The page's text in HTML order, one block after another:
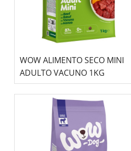
WOW ALIMENTO SECO MINI
ADULTO VACUNO 1KG